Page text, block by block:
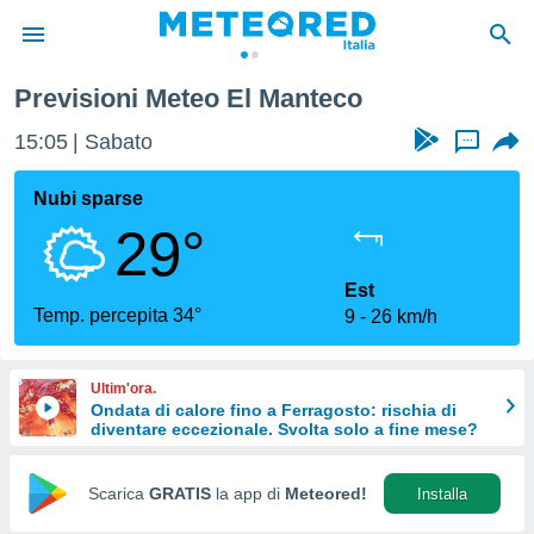
di
per
le
di
Web
Previsioni Meteo El Manteco
15:05 Sabato ...
Nubi sparse
29°
Temp. percepita 34°
Est
9
26 km/h
Ultim'ora.
Ondata di calore fino a Ferragosto: rischia di
diventare eccezionale. Svolta solo a fine mese?
Scarica GRATIS la app di Meteored! Installa